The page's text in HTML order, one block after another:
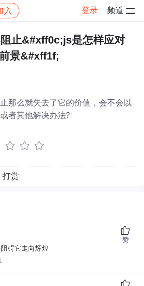
入 登录 频道
帖子详情
止&#xff0c;js是怎样应对
景&#xff1f;
那么就失去了它的价值，会不会以
者其他解决办法?
打赏
碍它走向辉煌
赞